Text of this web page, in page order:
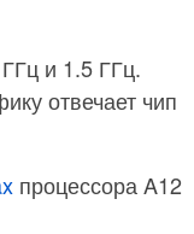
и 1.5 ГГц.
отвечает чип
процессора A12